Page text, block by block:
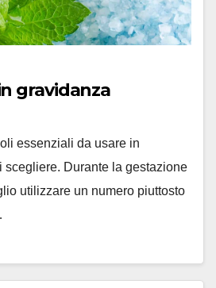
gravidanza
essenziali da usare in
scegliere. Durante la gestazione
utilizzare un numero piuttosto